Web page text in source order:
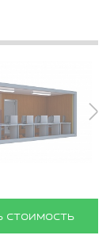
стоимость